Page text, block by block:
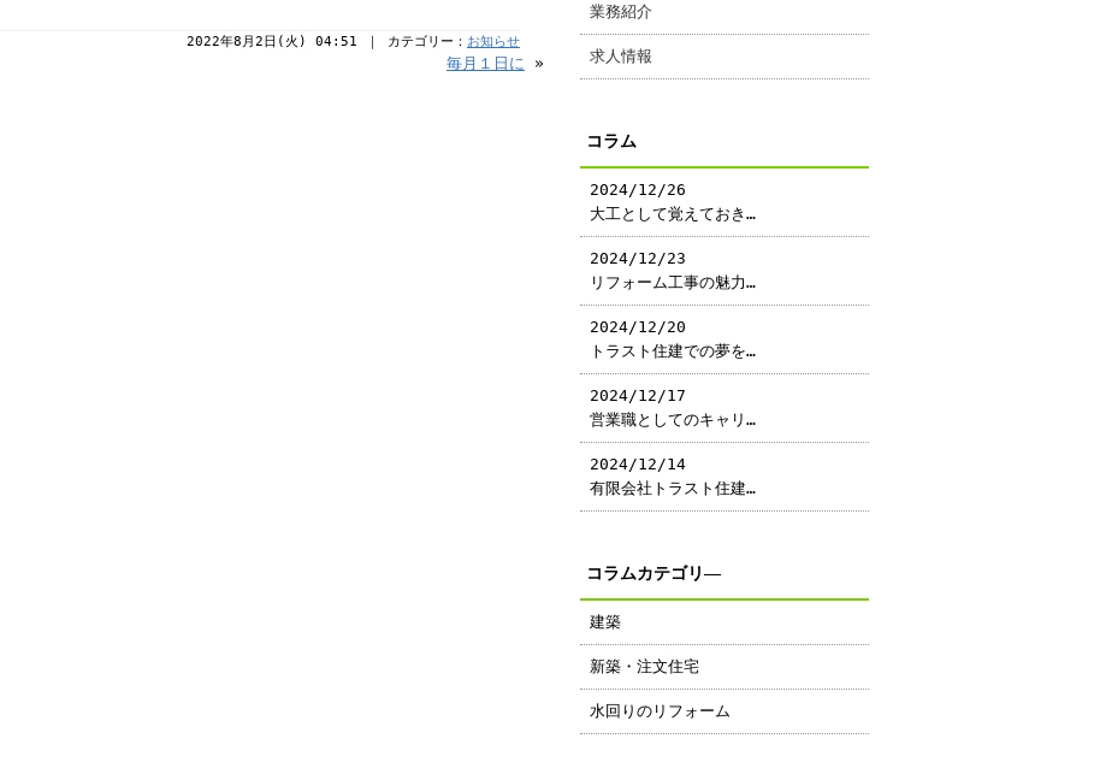
2022年8月2日(火) 04:51 ｜ カテゴリー： お知らせ
毎月１日に »
業務紹介
求人情報
コラム
2024/12/26
大工として覚えておき…
2024/12/23
リフォーム工事の魅力…
2024/12/20
トラスト住建での夢を…
2024/12/17
営業職としてのキャリ…
2024/12/14
有限会社トラスト住建…
コラムカテゴリ―
建築
新築・注文住宅
水回りのリフォーム